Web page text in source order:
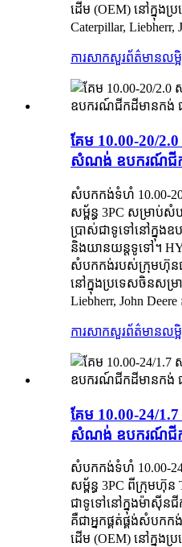
ដើម (OEM) នៅក្នុងប្
Caterpillar, Liebherr,
ការសាកសួរព័ត៌មានលម្
គែម 10.00-20/
សំណង់ ឧបករណ៍ជី
សំបកកង់ទំហំ 10.00-
សម្ព័ន្ធ 3PC សម្រាប់សំ
ប្រាស់ជាទូទៅនៅក្នុង
និងយានយន្តទូទៅ។
សំបកកង់របស់ក្រុមហ៊ុន
នៅក្នុងប្រទេសចិនសម្រ
Liebherr, John
ការសាកសួរព័ត៌មានលម្
គែម 10.00-24/
សំណង់ ឧបករណ៍ជី
សំបកកង់ទំហំ 10.00-
សម្ព័ន្ធ 3PC ពីក្រុមហ៊ុន
ជាទូទៅនៅក្នុងម៉ាស៊ីន
គឺជាអ្នកផ្គត់ផ្គង់សំប
ដើម (OEM) នៅក្នុងប្